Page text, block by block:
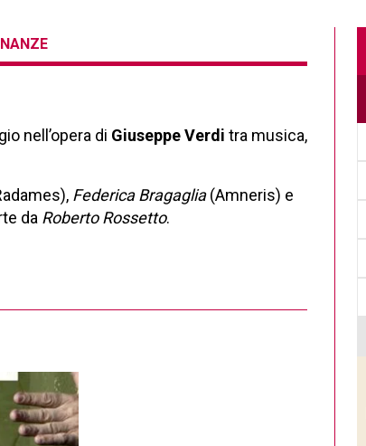
nell’opera di Giuseppe Verdi tra musica,
Federica Bragaglia(Amneris) e
da Roberto Rossetto.